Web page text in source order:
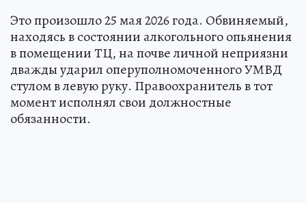
Это произошло 25 мая 2026 года. Обвиняемый,
находясь в состоянии алкогольного опьянения
в помещении ТЦ, на почве личной неприязни
дважды ударил оперуполномоченного УМВД
стулом в левую руку. Правоохранитель в тот
момент исполнял свои должностные
обязанности.